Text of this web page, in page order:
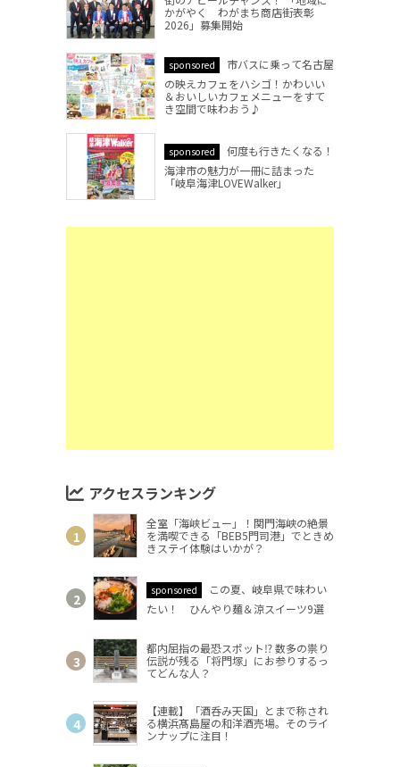
かがやく わがまち商店街表彰
2026」募集開始
sponsored
市バスに乗って名古屋
の映えカフェをハシゴ！かわいい
＆おいしいカフェメニューをすて
き空間で味わおう♪
sponsored
何度も行きたくなる！
海津市の魅力が一冊に詰まった
「岐阜海津LOVEWalker」
アクセスランキング
全室「海峡ビュー」！関門海峡の絶景
を満喫できる「BEB5門司港」でときめ
きステイ体験はいかが？
sponsored
この夏、岐阜県で味わい
たい！ ひんやり麺＆涼スイーツ9選
都内屈指の最恐スポット⁉ 数多の祟り
伝説が残る「将門塚」にお参りするっ
てどんな人？
【連載】「酒呑み天国」とまで称され
る横浜髙島屋の和洋酒売場。そのライ
ンナップに注目！